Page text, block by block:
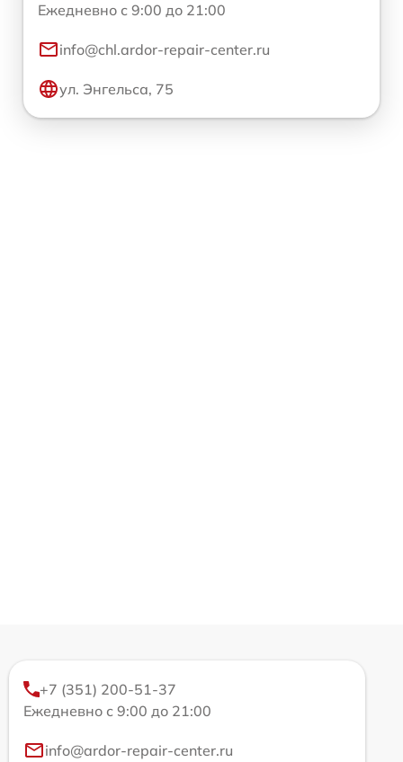
Ежедневно с 9:00 до 21:00
info@chl.ardor-repair-center.ru
ул. Энгельса, 75
+7 (351) 200-51-37
Ежедневно с 9:00 до 21:00
info@ardor-repair-center.ru